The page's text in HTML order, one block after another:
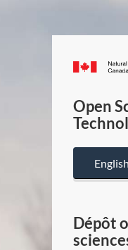
Open
English
Dépôt